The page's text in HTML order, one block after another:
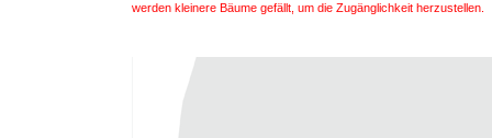
werden kleinere Bäume gefällt, um die Zugänglichkeit herzustellen.